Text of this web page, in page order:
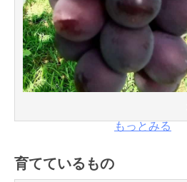
もっとみる
育てているもの